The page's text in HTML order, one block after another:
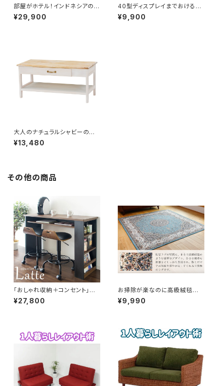
部屋がホテル！インドネシアのア
バカ素材のアジアンリゾートテ
ーブル！TV台にも。
¥29,900
40型ディスプレイまでおける男
前ヴィンテージのTV台
¥9,900
大人のナチュラルシャビーの桐
(きり)の木のTV台（26インチま
で）
¥13,480
その他の商品
「おしゃれ収納＋コンセント」ブ
ラックとブラウンの渋い大人のカ
ウンターテーブル
¥27,800
お掃除が楽なのに高級絨毯のよ
うな中世ヨーロッパデザインの
ラグ（ターコイズブルー）
¥9,990